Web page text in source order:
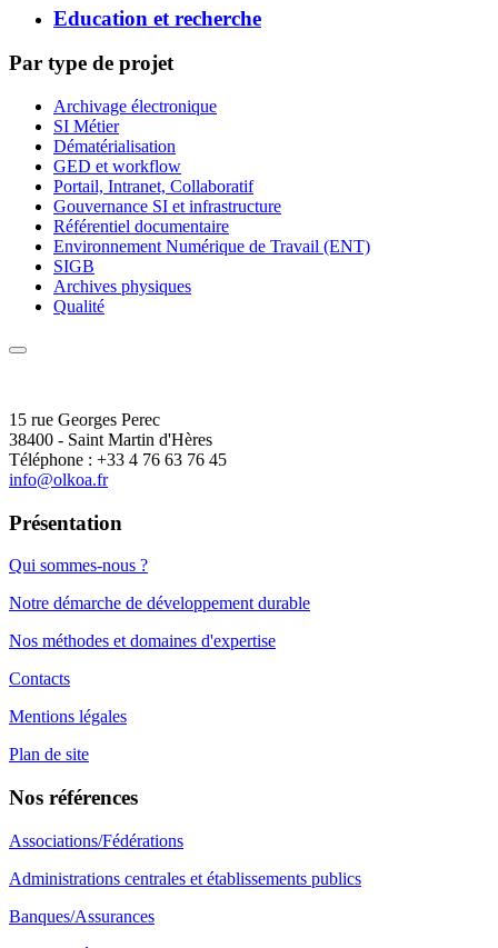
Education et recherche
Par type de projet
Archivage électronique
SI Métier
Dématérialisation
GED et workflow
Portail, Intranet, Collaboratif
Gouvernance SI et infrastructure
Référentiel documentaire
Environnement Numérique de Travail (ENT)
SIGB
Archives physiques
Qualité
15 rue Georges Perec
38400 - Saint Martin d'Hères
Téléphone : +33 4 76 63 76 45
info@olkoa.fr
Présentation
Qui sommes-nous ?
Notre démarche de développement durable
Nos méthodes et domaines d'expertise
Contacts
Mentions légales
Plan de site
Nos références
Associations/Fédérations
Administrations centrales et établissements publics
Banques/Assurances